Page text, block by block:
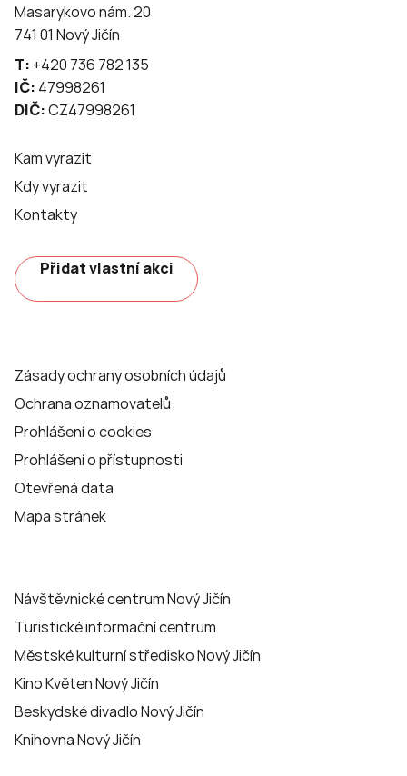
Masarykovo nám. 20
741 01 Nový Jičín
T: +420 736 782 135
IČ: 47998261
DIČ:CZ47998261
Kam vyrazit
Kdy vyrazit
Kontakty
Přidat vlastní akci
Zásady ochrany osobních údajů
Ochrana oznamovatelů
Prohlášení o cookies
Prohlášení o přístupnosti
Otevřená data
Mapa stránek
Návštěvnické centrum Nový Jičín
Turistické informační centrum
Městské kulturní středisko Nový Jičín
Kino Květen Nový Jičín
Beskydské divadlo Nový Jičín
Knihovna Nový Jičín